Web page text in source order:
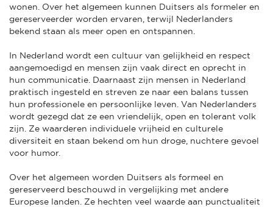
wonen. Over het algemeen kunnen Duitsers als formeler en
gereserveerder worden ervaren, terwijl Nederlanders
bekend staan als meer open en ontspannen.
In Nederland wordt een cultuur van gelijkheid en respect
aangemoedigd en mensen zijn vaak direct en oprecht in
hun communicatie. Daarnaast zijn mensen in Nederland
praktisch ingesteld en streven ze naar een balans tussen
hun professionele en persoonlijke leven. Van Nederlanders
wordt gezegd dat ze een vriendelijk, open en tolerant volk
zijn. Ze waarderen individuele vrijheid en culturele
diversiteit en staan bekend om hun droge, nuchtere gevoel
voor humor.
Over het algemeen worden Duitsers als formeel en
gereserveerd beschouwd in vergelijking met andere
Europese landen. Ze hechten veel waarde aan punctualiteit